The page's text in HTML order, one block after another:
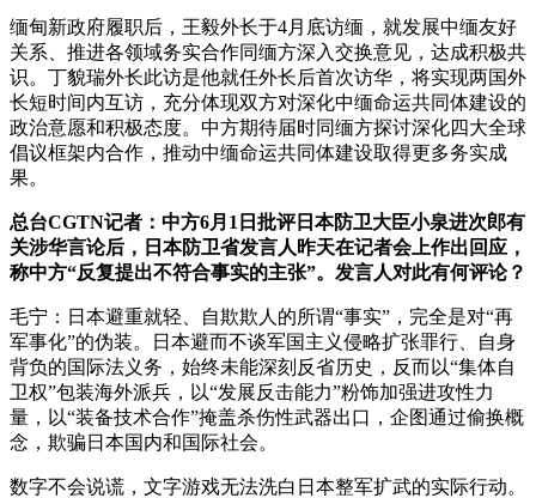
缅甸新政府履职后，王毅外长于4月底访缅，就发展中缅友好
关系、推进各领域务实合作同缅方深入交换意见，达成积极共
识。丁貌瑞外长此访是他就任外长后首次访华，将实现两国外
长短时间内互访，充分体现双方对深化中缅命运共同体建设的
政治意愿和积极态度。中方期待届时同缅方探讨深化四大全球
倡议框架内合作，推动中缅命运共同体建设取得更多务实成
果。
总台CGTN记者：中方6月1日批评日本防卫大臣小泉进次郎有
关涉华言论后，日本防卫省发言人昨天在记者会上作出回应，
称中方“反复提出不符合事实的主张”。发言人对此有何评论？
毛宁：日本避重就轻、自欺欺人的所谓“事实”，完全是对“再
军事化”的伪装。日本避而不谈军国主义侵略扩张罪行、自身
背负的国际法义务，始终未能深刻反省历史，反而以“集体自
卫权”包装海外派兵，以“发展反击能力”粉饰加强进攻性力
量，以“装备技术合作”掩盖杀伤性武器出口，企图通过偷换概
念，欺骗日本国内和国际社会。
数字不会说谎，文字游戏无法洗白日本整军扩武的实际行动。